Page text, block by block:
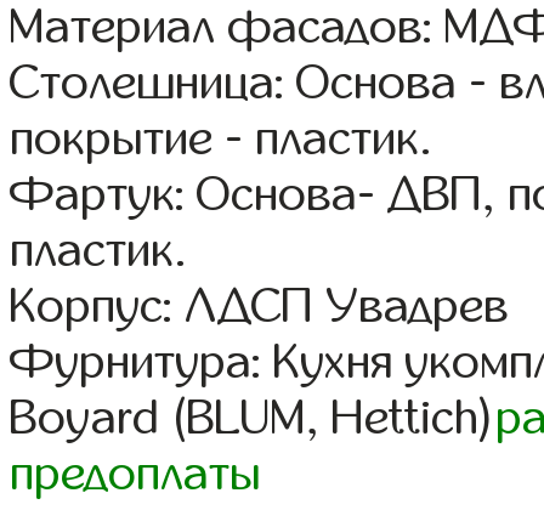
Материал фасадов:
Столешница: Основа -
покрытие - пластик.
Фартук: Основа- ДВП,
пластик.
Корпус: ЛДСП Увадрев
Фурнитура: Кухня
Boyard (BLUM, Hettich)
предоплаты